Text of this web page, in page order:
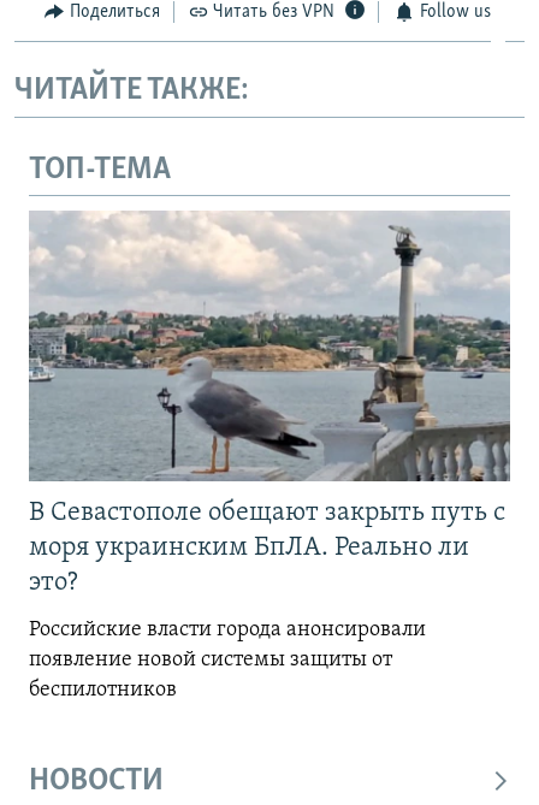
Поделиться Читать без VPN Follow us
ЧИТАЙТЕ ТАКЖЕ:
ТОП-ТЕМА
В Севастополе обещают закрыть путь с
моря украинским БпЛА. Реально ли
это?
Российские власти города анонсировали
появление новой системы защиты от
беспилотников
НОВОСТИ